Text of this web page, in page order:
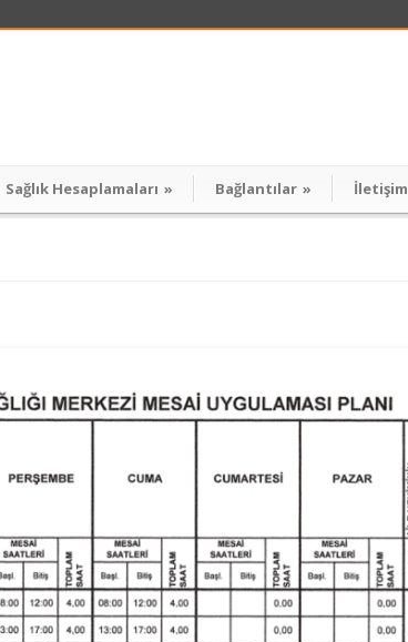
Sağlık Hesaplamaları » Bağlantılar » İletişim